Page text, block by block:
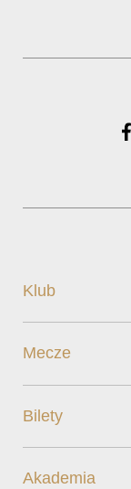
Klub
Mecze
Bilety
Akademia